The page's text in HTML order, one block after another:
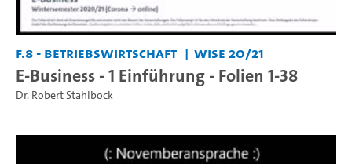
F.8 - Betriebswirtschaft WiSe 20/21
E-Business - 1 Einführung - Folien 1-38
Dr. Robert Stahlbock